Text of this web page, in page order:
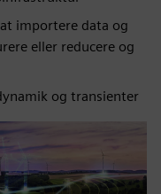
importere data og
eller reducere og
og transienter